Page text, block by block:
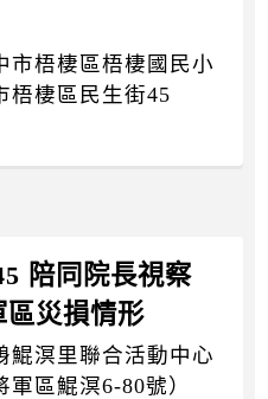
市梧棲區梧棲國民小
梧棲區民生街45
陪同院長視察
區災損情形
鯤溟里聯合活動中心
軍區鯤溟6-80號）